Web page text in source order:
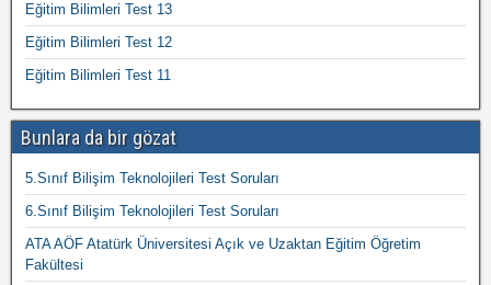
Eğitim Bilimleri Test 13
Eğitim Bilimleri Test 12
Eğitim Bilimleri Test 11
Bunlara da bir gözat
5.Sınıf Bilişim Teknolojileri Test Soruları
6.Sınıf Bilişim Teknolojileri Test Soruları
ATA AÖF Atatürk Üniversitesi Açık ve Uzaktan Eğitim Öğretim
Fakültesi